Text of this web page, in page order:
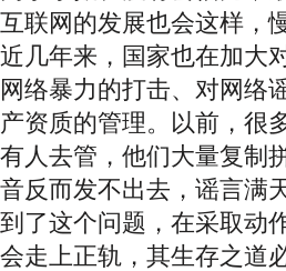
互联网的发展也会这样，
近几年来，国家也在加大
网络暴力的打击、对网络
产资质的管理。以前，很
有人去管，他们大量复制
音反而发不出去，谣言满
到了这个问题，在采取动
会走上正轨，其生存之道